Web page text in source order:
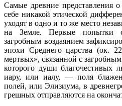
Самые древние представления
себе никакой этической
уходят в одно и то же место
на Земле. Первые попытки
загробным воздаянием
эпохи Среднего царства (ок.
мертвых», связанной с
которого души благочестивых
иару, или иалу, — поля
полей, или Элизиума, в
грешных отправляются на